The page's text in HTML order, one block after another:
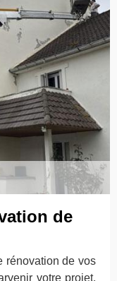
de
rénovation de vos
votre projet.